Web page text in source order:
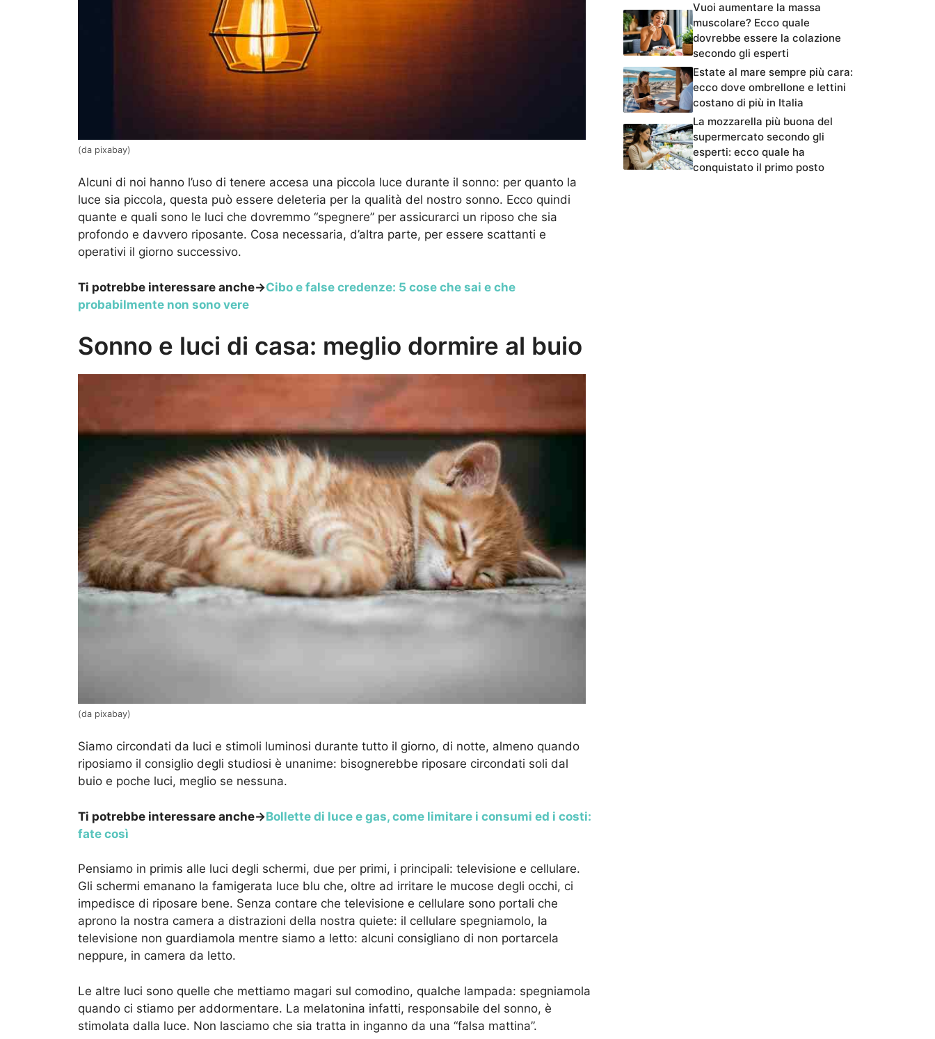
(da pixabay)
Alcuni di noi hanno l’uso di tenere accesa una piccola luce durante il sonno: per quanto la
luce sia piccola, questa può essere deleteria per la qualità del nostro sonno. Ecco quindi
quante e quali sono le luci che dovremmo “spegnere” per assicurarci un riposo che sia
profondo e davvero riposante. Cosa necessaria, d’altra parte, per essere scattanti e
operativi il giorno successivo.
Ti potrebbe interessare anche->Cibo e false credenze: 5 cose che sai e che
probabilmente non sono vere
Sonno e luci di casa: meglio dormire al buio
(da pixabay)
Siamo circondati da luci e stimoli luminosi durante tutto il giorno, di notte, almeno quando
riposiamo il consiglio degli studiosi è unanime: bisognerebbe riposare circondati soli dal
buio e poche luci, meglio se nessuna.
Ti potrebbe interessare anche->Bollette di luce e gas, come limitare i consumi ed i costi:
fate così
Pensiamo in primis alle luci degli schermi, due per primi, i principali: televisione e cellulare.
Gli schermi emanano la famigerata luce blu che, oltre ad irritare le mucose degli occhi, ci
impedisce di riposare bene. Senza contare che televisione e cellulare sono portali che
aprono la nostra camera a distrazioni della nostra quiete: il cellulare spegniamolo, la
televisione non guardiamola mentre siamo a letto: alcuni consigliano di non portarcela
neppure, in camera da letto.
Le altre luci sono quelle che mettiamo magari sul comodino, qualche lampada: spegniamola
quando ci stiamo per addormentare. La melatonina infatti, responsabile del sonno, è
stimolata dalla luce. Non lasciamo che sia tratta in inganno da una “falsa mattina”.
Vuoi aumentare la massa
muscolare? Ecco quale
dovrebbe essere la colazione
secondo gli esperti
Estate al mare sempre più cara:
ecco dove ombrellone e lettini
costano di più in Italia
La mozzarella più buona del
supermercato secondo gli
esperti: ecco quale ha
conquistato il primo posto